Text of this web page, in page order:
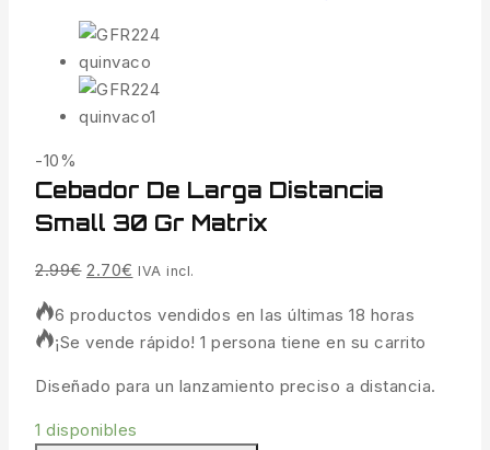
-10%
de
productos
Cebador De Larga Distancia
Small 30 Gr Matrix
2.99€ El
original
era:
2.99€.
2.70€ El
actual
es:
2.70€.
IVA incl.
6 productos vendidos en las últimas 18 horas
¡Se vende rápido! 1 persona tiene en su carrito
Diseñado para un lanzamiento preciso a distancia.
1 disponibles